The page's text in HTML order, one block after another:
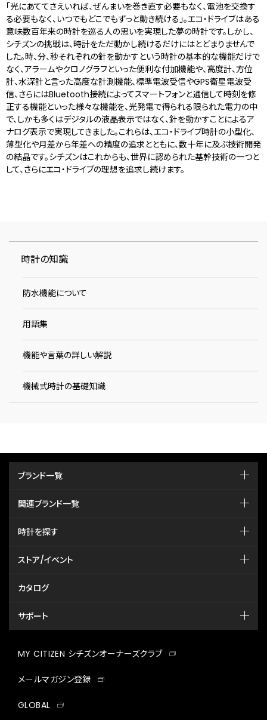
「光にあててさえいれば、ぜんまいを巻き直す必要もなく、電池を交換す
る必要もなく、いつでもどこでもずっと動き続ける」。エコ・ドライブはある
意味数百年来の時計を巡る人の思いを実現した夢の時計です。しかし、
シチズンの挑戦は、時計をただ動かし続けるだけにはとどまりませんで
した。時、分、秒それぞれの針を動かすという時計の基本的な機能だけで
なく、アラームやクロノグラフといった便利な付加機能や、高度計、方位
計、水深計と言った高度な計測機能、標準電波受信やGPS衛星電波受
信、さらにはBluetooth接続によってスマートフォンと通信して時刻を修
正する機能といった様々な機能を、光発電で得られる限られた電力の中
で、しかも多くはデジタルの液晶表示ではなく、針を動かすことによるア
ナログ表示で実現してきました。これらは、エコ・ドライブ時計の小型化、
薄型化や月差から年差への精度の追求とともに、数十年に及ぶ技術開発
の結晶です。シチズンはこれからも、世界に認められた基幹技術の一つと
して、さらにエコ・ドライブの理想を追求し続けます。
時計の知識
防水機能について
用語集
機能や言葉の詳しい解説
機械式時計の基礎知識
ブランド一覧
関連ブランド一覧
時計を探す
ストア/イベント
カタログ
サポート
MY CITIZEN シチズンオーナーズクラブ
メールマガジン登録
GLOBAL